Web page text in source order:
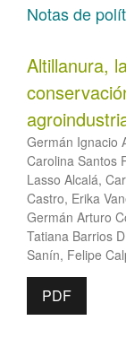
Notas de
Altillanura,
Germán Ignacio
Carolina Santos
Lasso Alcalá,
Castro, Erika
Germán Arturo
Tatiana Barrios
Sanín, Felipe
PDF